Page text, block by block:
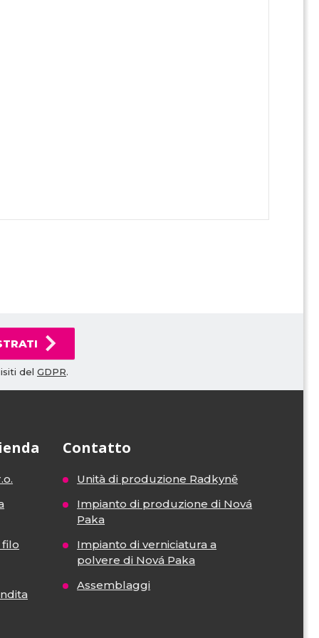
del GDPR.
Contatto
Unità di produzione Radkyně
Impianto di produzione di Nová
Paka
Impianto di verniciatura a
polvere di Nová Paka
Assemblaggi